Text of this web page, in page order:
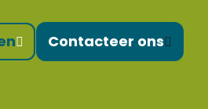
Contacteer ons